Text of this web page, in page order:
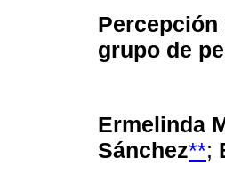
Percepción
grupo de
Ermelinda
Sánchez**;